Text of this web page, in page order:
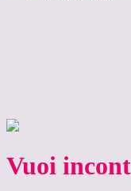
Vuoi